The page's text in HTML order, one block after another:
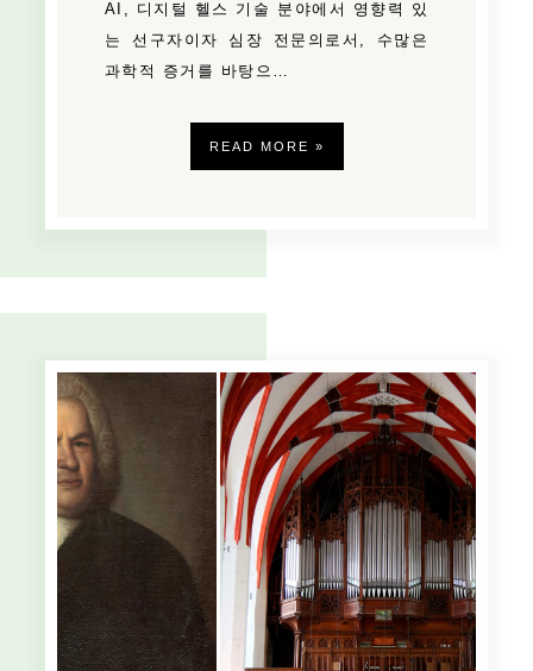
AI, 디지털 헬스 기술 분야에서 영향력 있
는 선구자이자 심장 전문의로서, 수많은
과학적 증거를 바탕으…
READ MORE »